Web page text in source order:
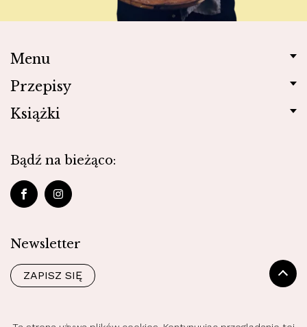
Menu
Przepisy
Książki
Bądź na bieżąco:
Newsletter
ZAPISZ SIĘ